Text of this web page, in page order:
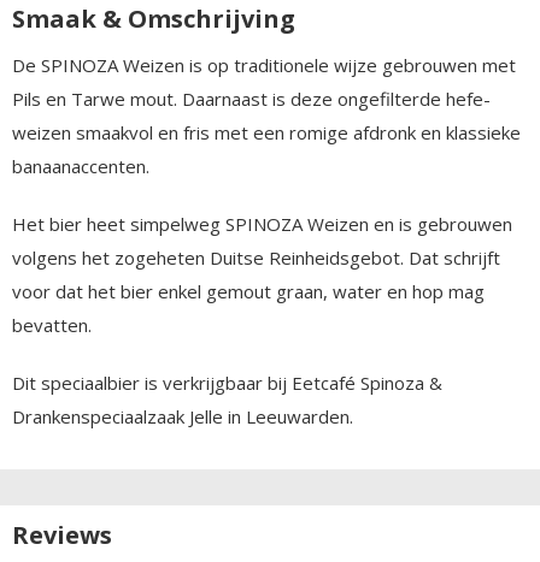
Smaak & Omschrijving
De SPINOZA Weizen is op traditionele wijze gebrouwen met
Pils en Tarwe mout. Daarnaast is deze ongefilterde hefe-
weizen smaakvol en fris met een romige afdronk en klassieke
banaanaccenten.
Het bier heet simpelweg SPINOZA Weizen en is gebrouwen
volgens het zogeheten Duitse Reinheidsgebot. Dat schrijft
voor dat het bier enkel gemout graan, water en hop mag
bevatten.
Dit speciaalbier is verkrijgbaar bij Eetcafé Spinoza &
Drankenspeciaalzaak Jelle in Leeuwarden.
Reviews